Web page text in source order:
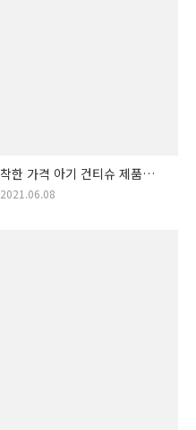
착한 가격 아기 건티슈 제품
개봉박두! 아기건티슈 랭킹!!
2021.06.08